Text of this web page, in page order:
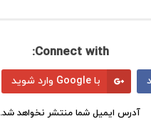
Connect with:
با Google وارد شوید
آدرس ایمیل شما منتشر نخواهد شد.